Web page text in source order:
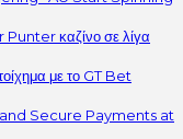
Punter καζίνο σε λίγα
με το GT Bet
Secure Payments at